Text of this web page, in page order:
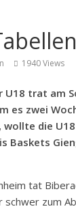
1940 Views
U18 trat am
es zwei
wollte die
Baskets
tat
schwer zum